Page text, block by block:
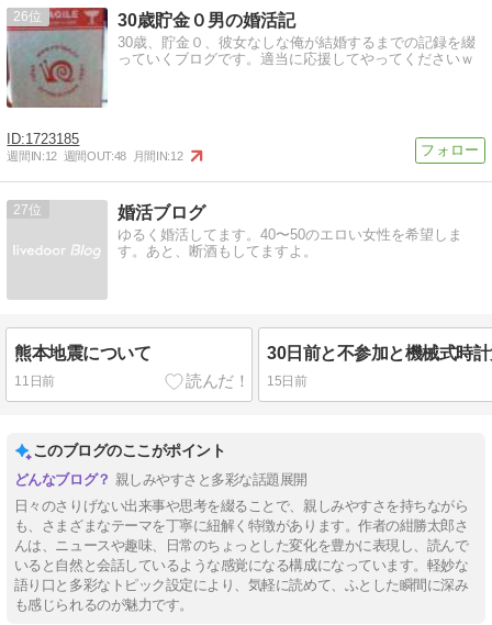
26 30歳貯金０男の婚活記
30歳、貯金０、彼女なしな俺が結婚するまでの記録を綴
っていくブログです。適当に応援してやってくださいｗ
1723185
週間IN:12 週間OUT:48 月間IN:12
27 婚活ブログ
ゆるく婚活してます。40〜50のエロい女性を希望しま
す。あと、断酒もしてますよ。
熊本地震について
11日前 15日前
このブログのここがポイント
親しみやすさと多彩な話題展開
日々のさりげない出来事や思考を綴ることで、親しみやすさを持ちながら
も、さまざまなテーマを丁寧に紐解く特徴があります。作者の紺勝太郎さ
んは、ニュースや趣味、日常のちょっとした変化を豊かに表現し、読んで
いると自然と会話しているような感覚になる構成になっています。軽妙な
語り口と多彩なトピック設定により、気軽に読めて、ふとした瞬間に深み
も感じられるのが魅力です。